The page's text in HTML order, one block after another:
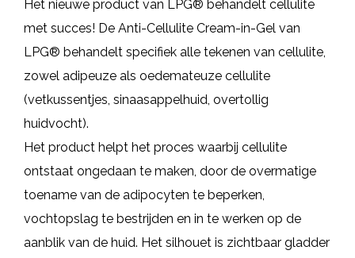
Het nieuwe product van LPG® behandelt cellulite
met succes! De Anti-Cellulite Cream-in-Gel van
LPG® behandelt specifiek alle tekenen van cellulite,
zowel adipeuze als oedemateuze cellulite
(vetkussentjes, sinaasappelhuid, overtollig
huidvocht).
Het product helpt het proces waarbij cellulite
ontstaat ongedaan te maken, door de overmatige
toename van de adipocyten te beperken,
vochtopslag te bestrijden en in te werken op de
aanblik van de huid. Het silhouet is zichtbaar gladder